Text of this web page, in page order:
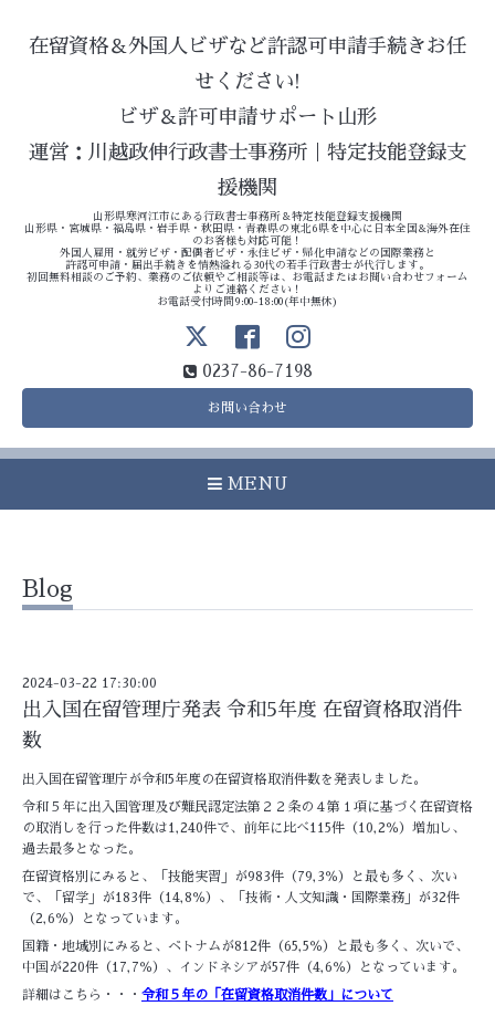
在留資格＆外国人ビザなど許認可申請手続きお任
せください!
ビザ＆許可申請サポート山形
運営：川越政伸行政書士事務所｜特定技能登録支
援機関
山形県寒河江市にある行政書士事務所＆特定技能登録支援機関
山形県・宮城県・福島県・岩手県・秋田県・青森県の東北6県を中心に日本全国&海外在住
のお客様も対応可能！
外国人雇用・就労ビザ・配偶者ビザ・永住ビザ・帰化申請などの国際業務と
許認可申請・届出手続きを情熱溢れる30代の若手行政書士が代行します。
初回無料相談のご予約、業務のご依頼やご相談等は、お電話またはお問い合わせフォーム
よりご連絡ください！
お電話受付時間9:00-18:00(年中無休)
0237-86-7198
お問い合わせ
MENU
Blog
2024-03-22 17:30:00
出入国在留管理庁発表 令和5年度 在留資格取消件
数
出入国在留管理庁が令和5年度の在留資格取消件数を発表しました。
令和５年に出入国管理及び難民認定法第２２条の４第１項に基づく在留資格
の取消しを行った件数は1,240件で、前年に比べ115件（10,2％）増加し、
過去最多となった。
在留資格別にみると、「技能実習」が983件（79,3％）と最も多く、次い
で、「留学」が183件（14,8％）、「技術・人文知識・国際業務」が32件
（2,6％）となっています。
国籍・地域別にみると、ベトナムが812件（65,5％）と最も多く、次いで、
中国が220件（17,7％）、インドネシアが57件（4,6％）となっています。
詳細はこちら・・・ 令和５年の「在留資格取消件数」について